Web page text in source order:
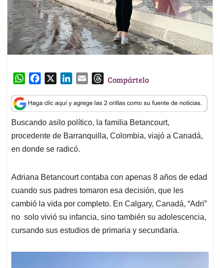
W
a
t
s
A
p
c
e
b
o
o
n
k
e
d
I
a
i
l
T
r
e
a
d
Compártelo
Buscando asilo político, la familia Betancourt,
procedente de Barranquilla, Colombia, viajó a Canadá,
en donde se radicó.
Adriana Betancourt contaba con apenas 8 años de edad
cuando sus padres tomaron esa decisión, que les
cambió la vida por completo. En Calgary, Canadá, “Adri”
no solo vivió su infancia, sino también su adolescencia,
cursando sus estudios de primaria y secundaria.